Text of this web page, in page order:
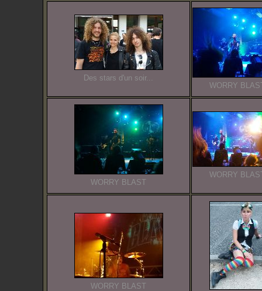
Des stars d'un soir...
WORRY
WORRY BLAST
WORRY
WORRY BLAST